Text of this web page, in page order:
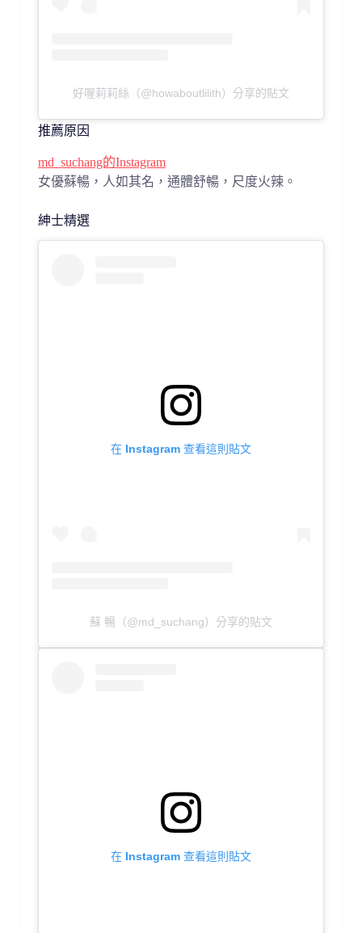
好喔莉莉絲（@howaboutlilith）分享的貼文
推薦原因
md_suchang的Instagram
女優蘇暢，人如其名，通體舒暢，尺度火辣。
紳士精選
在 Instagram 查看這則貼文
蘇 暢（@md_suchang）分享的貼文
在 Instagram 查看這則貼文